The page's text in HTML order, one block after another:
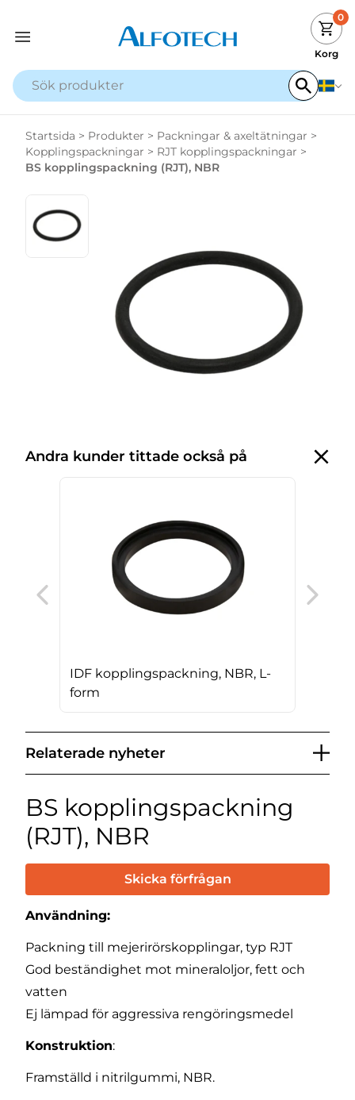
0
Korg
Startsida > Produkter > Packningar & axeltätningar >
Kopplingspackningar > RJT kopplingspackningar >
BS kopplingspackning (RJT), NBR
Andra kunder tittade också på
IDF kopplingspackning, NBR, L-
form
Relaterade nyheter
BS kopplingspackning
(RJT), NBR
Skicka förfrågan
Användning:
Packning till mejerirörskopplingar, typ RJT
God beständighet mot mineraloljor, fett och
vatten
Ej lämpad för aggressiva rengöringsmedel
Konstruktion:
Framställd i nitrilgummi, NBR.